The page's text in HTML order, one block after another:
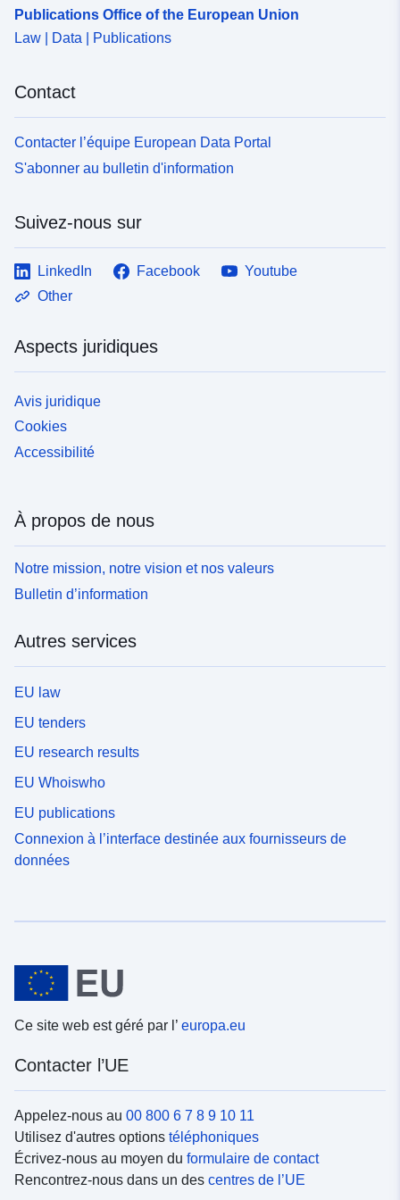
Publications Office of the European Union
Law | Data | Publications
Contact
Contacter l’équipe European Data Portal
S'abonner au bulletin d'information
Suivez-nous sur
LinkedIn Facebook
Youtube
Other
Aspects juridiques
Avis juridique
Cookies
Accessibilité
À propos de nous
Notre mission, notre vision et nos valeurs
Bulletin d’information
Autres services
EU law
EU tenders
EU research results
EU Whoiswho
EU publications
Connexion à l’interface destinée aux fournisseurs de
données
Ce site web est géré par l’ europa.eu
Contacter l’UE
Appelez-nous au 00 800 6 7 8 9 10 11
Utilisez d'autres options téléphoniques
Écrivez-nous au moyen du formulaire de contact
Rencontrez-nous dans un des centres de l’UE